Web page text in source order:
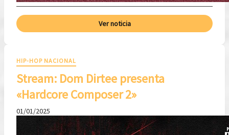
Ver noticia
HIP-HOP NACIONAL
Stream: Dom Dirtee presenta
«Hardcore Composer 2»
01/01/2025